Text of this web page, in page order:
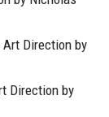
Art Direction by
Direction by